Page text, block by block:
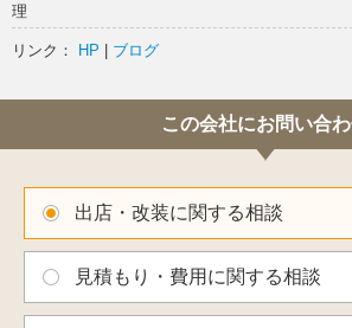
理
リンク： HP | ブログ
この会社にお問い合
出店・改装に関する相談
見積もり・費用に関する相談